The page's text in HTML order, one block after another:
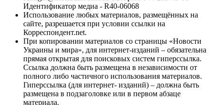
Идентификатор медиа - R40-06068
Использование любых материалов, размещённых на
сайте, разрешается при условии ссылки на
Корреспондент.net.
При копировании материалов со страницы «Новости
Украины и мира», для интернет-изданий – обязательна
прямая открытая для поисковых систем гиперссылка.
Ссылка должна быть размещена в независимости от
полного либо частичного использования материалов.
Гиперссылка (для интернет- изданий) – должна быть
размещена в подзаголовке или в первом абзаце
материала.